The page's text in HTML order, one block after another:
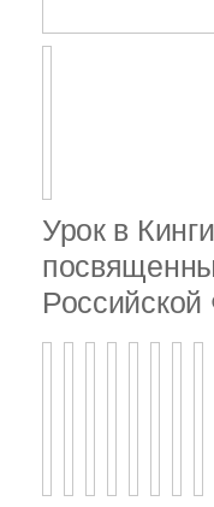
Урок в